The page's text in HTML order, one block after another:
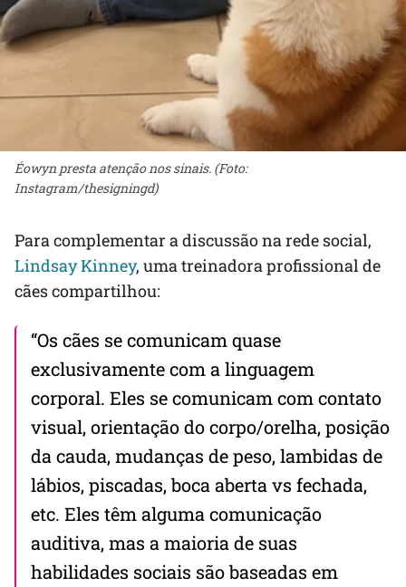
Éowyn presta atenção nos sinais. (Foto:
Instagram/thesigningd)
Para complementar a discussão na rede social,
Lindsay Kinney, uma treinadora profissional de
cães compartilhou:
“Os cães se comunicam quase
exclusivamente com a linguagem
corporal. Eles se comunicam com contato
visual, orientação do corpo/orelha, posição
da cauda, ​​mudanças de peso, lambidas de
lábios, piscadas, boca aberta vs fechada,
etc. Eles têm alguma comunicação
auditiva, mas a maioria de suas
habilidades sociais são baseadas em